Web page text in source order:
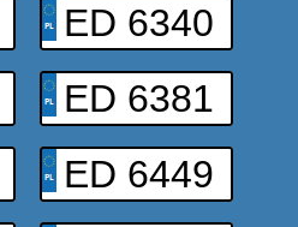
ED 6340
ED 6381
ED 6449